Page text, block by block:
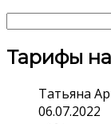
Тарифы
Татьяна
06.07.2022